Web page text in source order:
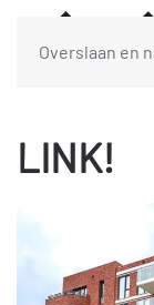
Overslaan en
LINK!